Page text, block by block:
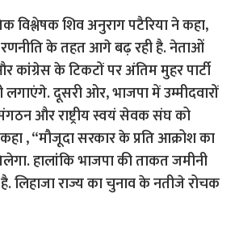
विश्लेषक शिव अनुराग पटैरिया ने कहा,
रणनीति के तहत आगे बढ़ रही है. नेताओं
कांग्रेस के टिकटों पर अंतिम मुहर पार्टी
लगाएंगे. दूसरी ओर, भाजपा में उम्मीदवारों
और राष्ट्रीय स्वयं सेवक संघ को
, “मौजूदा सरकार के प्रति आक्रोश का
हालांकि भाजपा की ताकत जमीनी
लिहाजा राज्य का चुनाव के नतीजे रोचक